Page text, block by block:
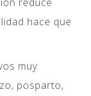
hace que
muy
posparto,